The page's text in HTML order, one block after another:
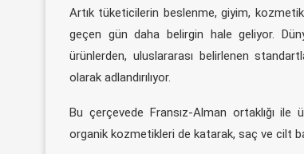
Artık tüketicilerin beslenme, giyim,
geçen gün daha belirgin hale geliyor.
ürünlerden, uluslararası belirlenen
olarak adlandırılıyor.
Bu çerçevede Fransız-Alman ortaklığı
organik kozmetikleri de katarak, saç ve cilt